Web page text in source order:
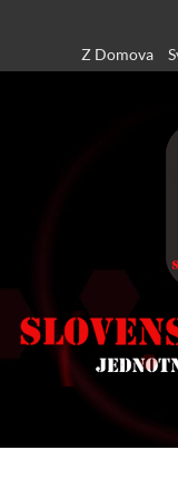
content
Z Domova